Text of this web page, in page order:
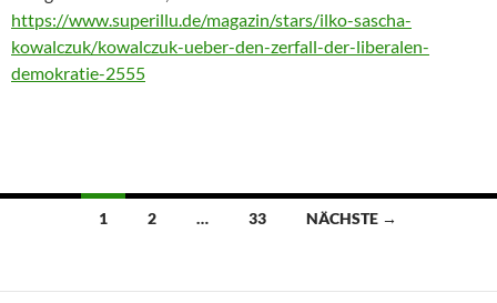
https://www.superillu.de/magazin/stars/ilko-sascha-
kowalczuk/kowalczuk-ueber-den-zerfall-der-liberalen-
demokratie-2555
Beitragsnavigation
1 2 … 33 NÄCHSTE →